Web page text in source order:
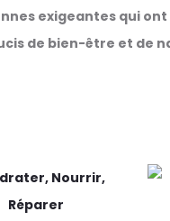
exigeantes qui
de bien-être et de